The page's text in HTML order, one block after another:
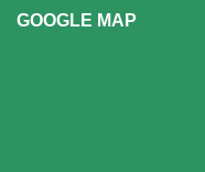
GOOGLE MAP